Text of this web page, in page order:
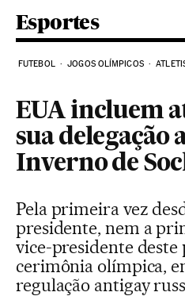
Esportes
FUTEBOL JOGOS OLÍMPICOS
EUA incluem
sua delegação
Inverno de
Pela primeira vez
presidente, nem a
vice-presidente deste
cerimônia olímpica,
regulação antigay